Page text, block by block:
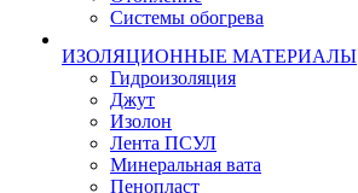
Системы обогрева
ИЗОЛЯЦИОННЫЕ МАТЕРИАЛЫ
Гидроизоляция
Джут
Изолон
Лента ПСУЛ
Минеральная вата
Пенопласт